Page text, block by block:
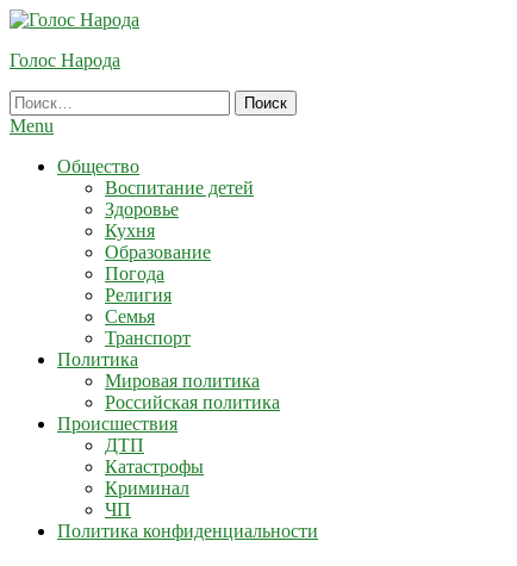
Skip
Content
Голос Народа
Найти:
Menu
Общество
Воспитание детей
Здоровье
Кухня
Образование
Погода
Религия
Семья
Транспорт
Политика
Мировая политика
Российская политика
Происшествия
ДТП
Катастрофы
Криминал
ЧП
Политика конфиденциальности